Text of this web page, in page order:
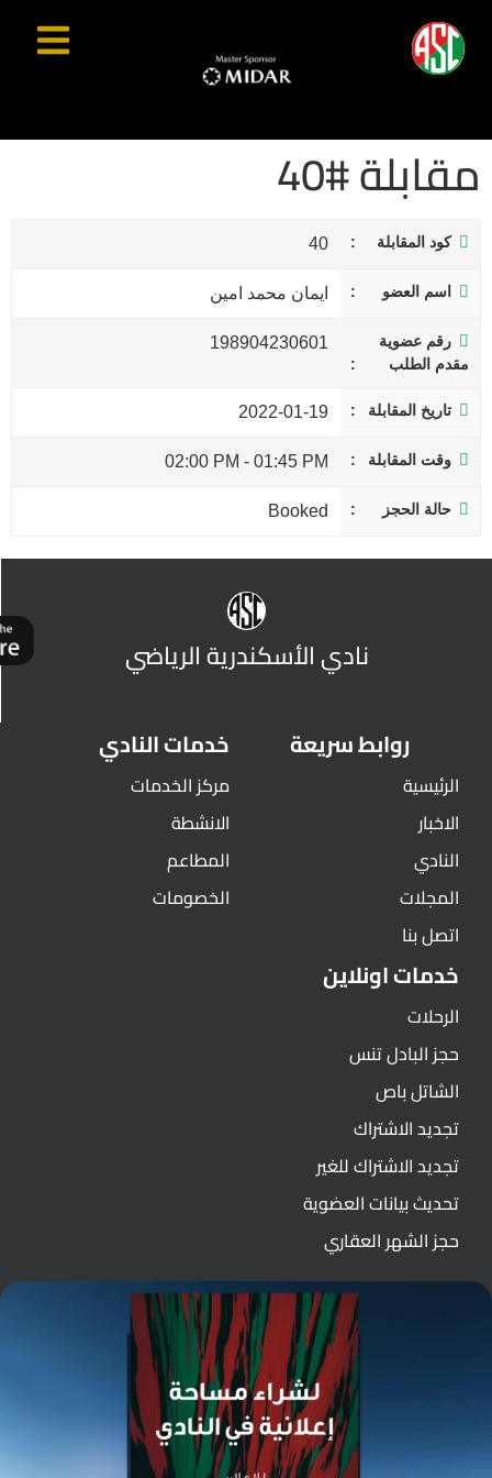
مقابلة #40
كود المقابلة 40
اسم العضو ايمان محمد امين
رقم عضوية
مقدم الطلب
198904230601
تاريخ المقابلة 2022-01-19
وقت المقابلة 01:45 PM
-
02:00 PM
حالة الحجز Booked
نادي الأسكندرية الرياضي
روابط سريعة
الرئيسية
الاخبار
النادي
المجلات
اتصل بنا
خدمات النادي
مركز الخدمات
الانشطة
المطاعم
الخصومات
خدمات اونلاين
الرحلات
حجز البادل تنس
الشاتل باص
تجديد الاشتراك
تجديد الاشتراك للغير
تحديث بيانات العضوية
حجز الشهر العقاري